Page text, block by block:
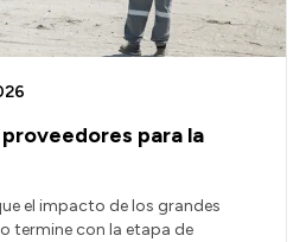
para la
el impacto de los grandes
termine con la etapa de